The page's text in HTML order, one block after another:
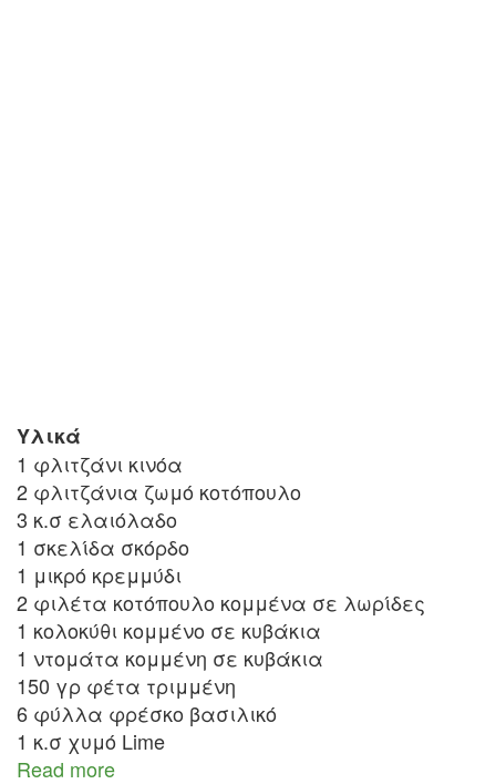
Υλικά
1 φλιτζάνι κινόα
2 φλιτζάνια ζωμό κοτόπουλο
3 κ.σ ελαιόλαδο
1 σκελίδα σκόρδο
1 μικρό κρεμμύδι
2 φιλέτα κοτόπουλο κομμένα σε λωρίδες
1 κολοκύθι κομμένο σε κυβάκια
1 ντομάτα κομμένη σε κυβάκια
150 γρ φέτα τριμμένη
6 φύλλα φρέσκο βασιλικό
1 κ.σ χυμό Lime
Read more